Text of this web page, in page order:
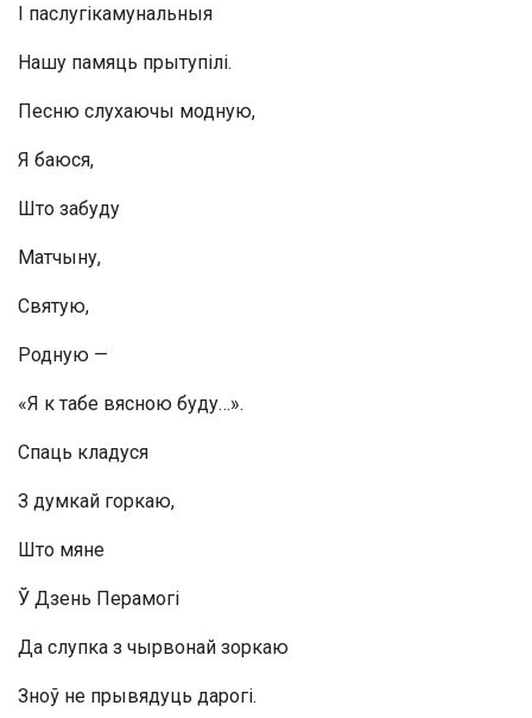
I паслугікамунальныя
Нашу памяць прытупілі.
Песню слухаючы модную,
Я баюся,
Што забуду
Матчыну,
Святую,
Родную —
«Я к табе вясною буду…».
Спаць кладуся
З думкай горкаю,
Што мяне
Ў Дзень Перамогі
Да слупка з чырвонай зоркаю
Зноў не прывядуць дарогі.